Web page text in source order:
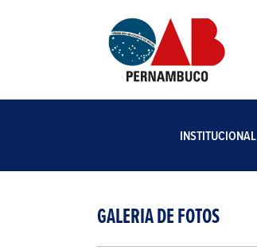
INSTITUCIONAL
GALERIA DE FOTOS